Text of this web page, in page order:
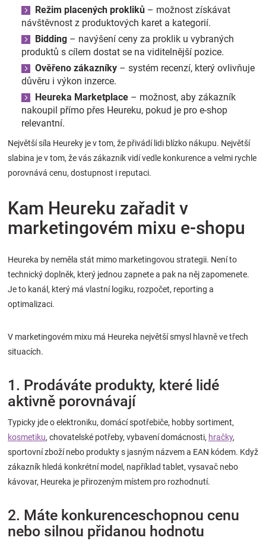
Režim placených prokliků – možnost získávat
návštěvnost z produktových karet a kategorií.
Bidding – navýšení ceny za proklik u vybraných
produktů s cílem dostat se na viditelnější pozice.
Ověřeno zákazníky – systém recenzí, který ovlivňuje
důvěru i výkon inzerce.
Heureka Marketplace – možnost, aby zákazník
nakoupil přímo přes Heureku, pokud je pro e-shop
relevantní.
Největší síla Heureky je v tom, že přivádí lidi blízko nákupu. Největší
slabina je v tom, že vás zákazník vidí vedle konkurence a velmi rychle
porovnává cenu, dostupnost i reputaci.
Kam Heureku zařadit v
marketingovém mixu e-shopu
Heureka by neměla stát mimo marketingovou strategii. Není to
technický doplněk, který jednou zapnete a pak na něj zapomenete.
Je to kanál, který má vlastní logiku, rozpočet, reporting a
optimalizaci.
V marketingovém mixu má Heureka největší smysl hlavně ve třech
situacích.
1. Prodáváte produkty, které lidé
aktivně porovnávají
Typicky jde o elektroniku, domácí spotřebiče, hobby sortiment,
kosmetiku, chovatelské potřeby, vybavení domácnosti, hračky,
sportovní zboží nebo produkty s jasným názvem a EAN kódem. Když
zákazník hledá konkrétní model, například tablet, vysavač nebo
kávovar, Heureka je přirozeným místem pro rozhodnutí.
2. Máte konkurenceschopnou cenu
nebo silnou přidanou hodnotu